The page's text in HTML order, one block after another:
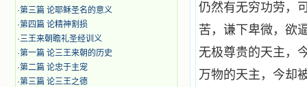
·第三篇 论耶稣圣名的意义
·第四篇 论精神割损
·三王来朝瞻礼圣经训义
·第一篇 论三王来朝的历史
·第二篇 论忠于主宠
·第三篇 论三王之德
仍然有无穷功劳，
苦，谦下卑微，欲
无极尊贵的天主，
万物的天主，今却